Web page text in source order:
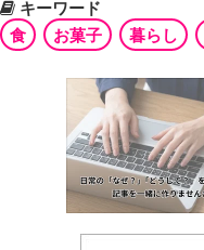
キーワード
食
お菓子 暮らし